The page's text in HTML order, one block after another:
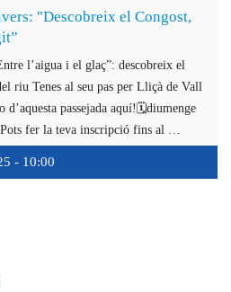
"Descobreix el Congost,
l’aigua i el glaç”: descobreix el
riu Tenes al seu pas per Lliçà de Vall
passejada aquí!🗓️diumenge
fer la teva inscripció fins al …
- 10:00